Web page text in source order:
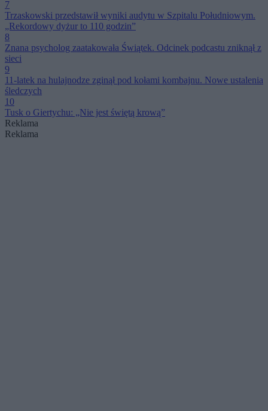
7
Trzaskowski przedstawił wyniki audytu w Szpitalu Południowym.
„Rekordowy dyżur to 110 godzin”
8
Znana psycholog zaatakowała Świątek. Odcinek podcastu zniknął z
sieci
9
11-latek na hulajnodze zginął pod kołami kombajnu. Nowe ustalenia
śledczych
10
Tusk o Giertychu: „Nie jest świętą krową”
Reklama
Reklama